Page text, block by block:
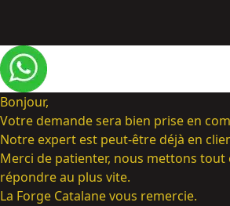
Bonjour,
Votre demande sera bien prise en
Notre expert est peut-être déjà en
Merci de patienter, nous mettons
répondre au plus vite.
La Forge Catalane vous remercie.